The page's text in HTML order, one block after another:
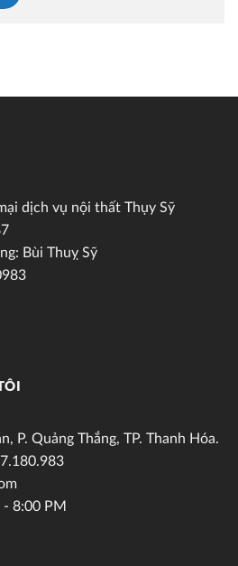
dịch vụ nội thất Thụy Sỹ
Bùi Thuỵ Sỹ
P. Quảng Thắng, TP. Thanh Hóa.
8:00 PM